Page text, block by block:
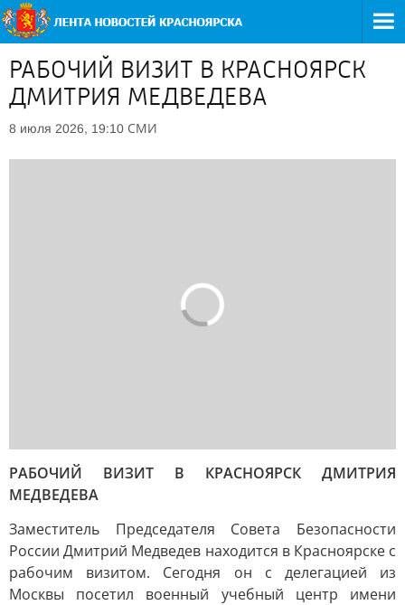
РАБОЧИЙ ВИЗИТ В КРАСНОЯРСК
ДМИТРИЯ МЕДВЕДЕВА
8 июля 2026, 19:10 СМИ
РАБОЧИЙ ВИЗИТ В КРАСНОЯРСК ДМИТРИЯ
МЕДВЕДЕВА
Заместитель Председателя Совета Безопасности
России Дмитрий Медведев находится в Красноярске с
рабочим визитом. Сегодня он с делегацией из
Москвы посетил военный учебный центр имени